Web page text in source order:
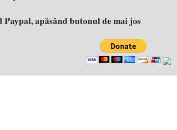
Paypal, apăsând butonul de mai jos